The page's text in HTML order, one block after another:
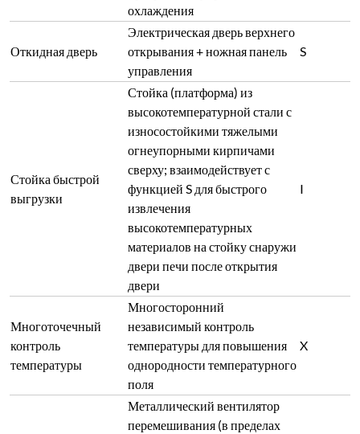
охлаждения
Откидная дверь
Электрическая дверь верхнего
открывания + ножная панель
управления
S
Стойка быстрой
выгрузки
Стойка (платформа) из
высокотемпературной стали с
износостойкими тяжелыми
огнеупорными кирпичами
сверху; взаимодействует с
функцией S для быстрого
извлечения
высокотемпературных
материалов на стойку снаружи
двери печи после открытия
двери
I
Многоточечный
контроль
температуры
Многосторонний
независимый контроль
температуры для повышения
однородности температурного
поля
X
Металлический вентилятор
перемешивания (в пределах